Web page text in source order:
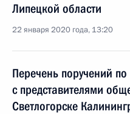
Липецкой области
22 января 2020 года, 13:20
Перечень поручений по
с представителями
Светлогорске